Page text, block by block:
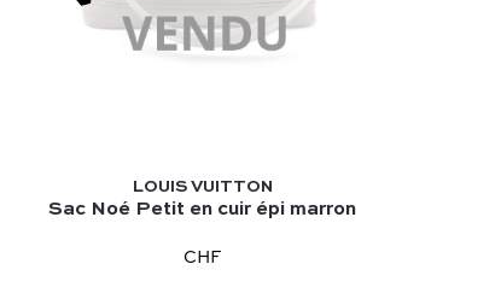
LOUIS VUITTON
Sac Noé Petit en cuir épi marron
CHF